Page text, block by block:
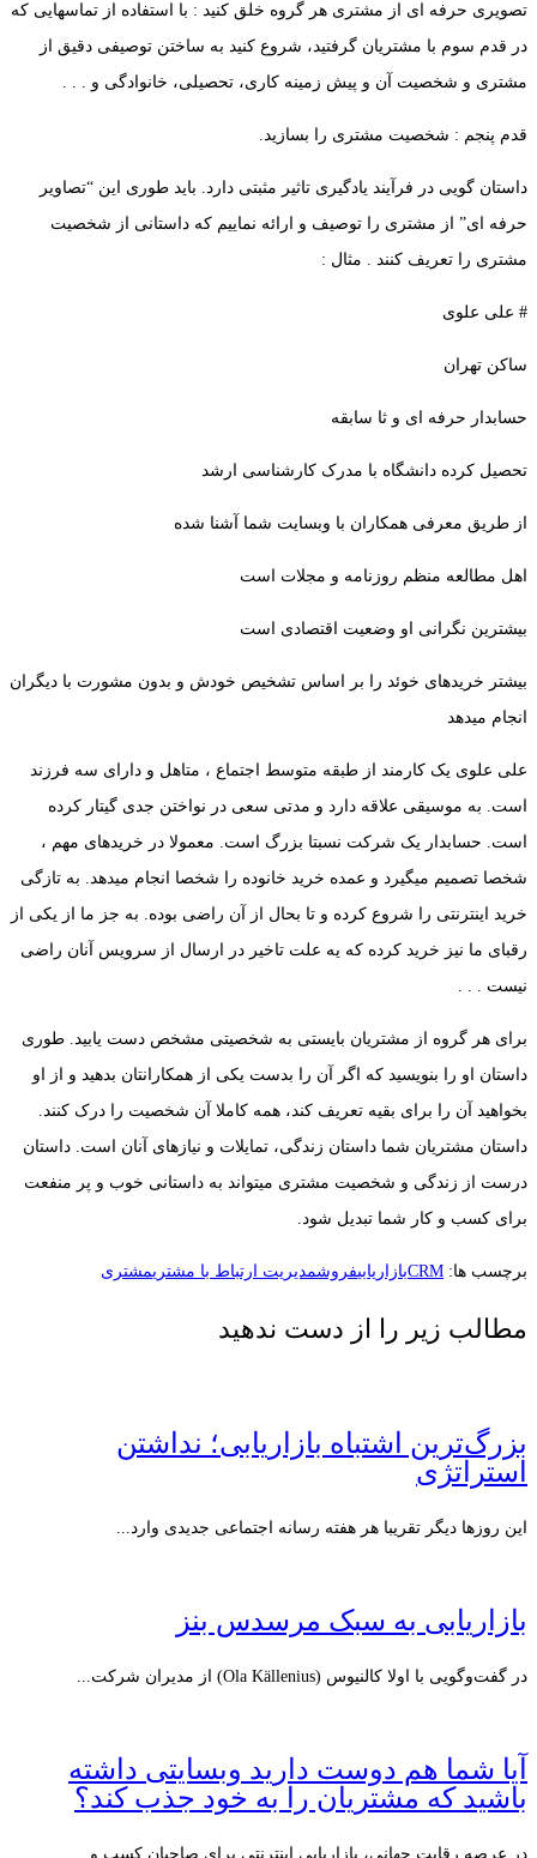
تصویری حرفه ای از مشتری هر گروه خلق کنید : با استفاده از تماسهایی که
در قدم سوم با مشتریان گرفتید، شروع کنید به ساختن توصیفی دقیق از
مشتری و شخصیت آن و پیش زمینه کاری، تحصیلی، خانوادگی و . . .
قدم پنجم : شخصیت مشتری را بسازید.
داستان گویی در فرآیند یادگیری تاثیر مثبتی دارد. باید طوری این “تصاویر
حرفه ای” از مشتری را توصیف و ارائه نماییم که داستانی از شخصیت
مشتری را تعریف کنند . مثال :
# علی علوی
ساکن تهران
حسابدار حرفه ای و ثا سابقه
تحصیل کرده دانشگاه با مدرک کارشناسی ارشد
از طریق معرفی همکاران با وبسایت شما آشنا شده
اهل مطالعه منظم روزنامه و مجلات است
بیشترین نگرانی او وضعیت اقتصادی است
بیشتر خریدهای خوئد را بر اساس تشخیص خودش و بدون مشورت با دیگران
انجام میدهد
علی علوی یک کارمند از طبقه متوسط اجتماع ، متاهل و دارای سه فرزند
است. به موسیقی علاقه دارد و مدتی سعی در نواختن جدی گیتار کرده
است. حسابدار یک شرکت نسبتا بزرگ است. معمولا در خریدهای مهم ،
شخصا تصمیم میگیرد و عمده خرید خانوده را شخصا انجام میدهد. به تازگی
خرید اینترنتی را شروع کرده و تا بحال از آن راضی بوده. به جز ما از یکی از
رقبای ما نیز خرید کرده که یه علت تاخیر در ارسال از سرویس آنان راضی
نیست . . .
برای هر گروه از مشتریان بایستی به شخصیتی مشخص دست یابید. طوری
داستان او را بنویسید که اگر آن را بدست یکی از همکارانتان بدهید و از او
بخواهید آن را برای بقیه تعریف کند، همه کاملا آن شخصیت را درک کنند.
داستان مشتریان شما داستان زندگی، تمایلات و نیازهای آنان است. داستان
درست از زندگی و شخصیت مشتری میتواند به داستانی خوب و پر منفعت
برای کسب و کار شما تبدیل شود.
برچسب ها: CRMبازاریابیفروشمدیریت ارتباط با مشتریمشتری
مطالب زیر را از دست ندهید
بزرگ‌ترین اشتباه بازاریابی؛ نداشتن
استراتژی
این روزها دیگر تقریبا هر هفته رسانه اجتماعی جدیدی وارد...
بازاریابی به سبک مرسدس بنز
در گفت‌وگویی با اولا کالنیوس (Ola Källenius) از مدیران شرکت...
آیا شما هم دوست دارید وبسایتی داشته
باشید که مشتریان را به خود جذب کند؟
در عرصه رقابت جهانی، بازاریابی اینترنتی برای صاحبان کسب و...